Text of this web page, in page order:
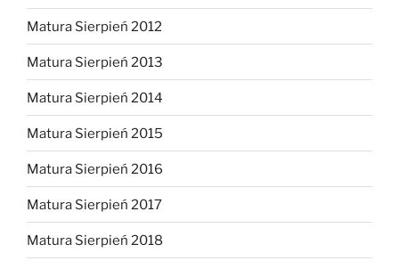
Matura Sierpień 2012
Matura Sierpień 2013
Matura Sierpień 2014
Matura Sierpień 2015
Matura Sierpień 2016
Matura Sierpień 2017
Matura Sierpień 2018